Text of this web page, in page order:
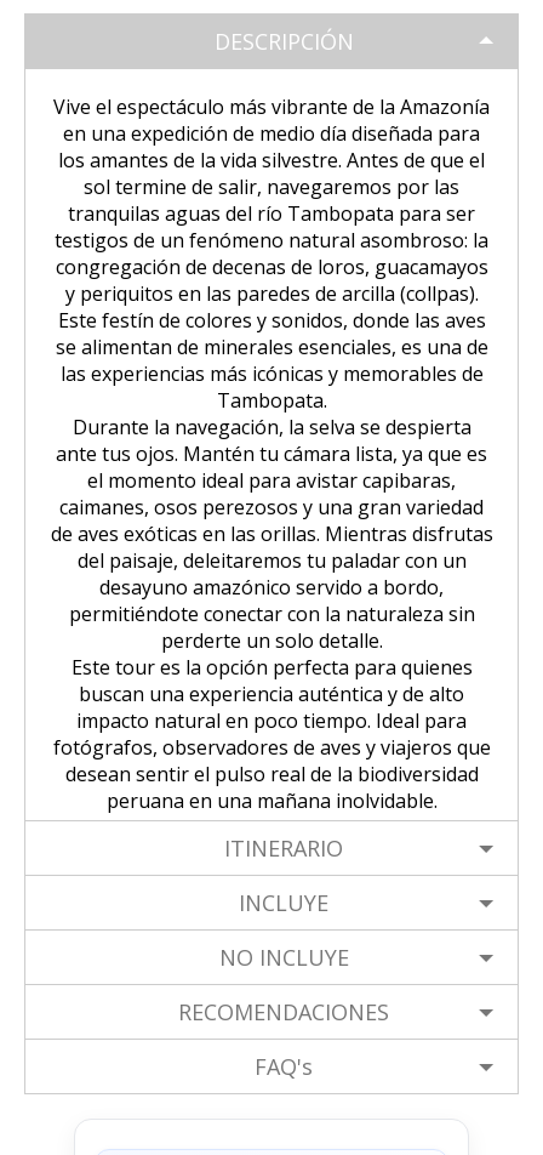
Inca
Amanecer en Cusco desde un Globo
Aerostático
Coloniales entre Sillar
Naturaleza entre Rocas y Cascadas
Puno
Tour Isla de los Uros, Amantaní y
Taquile
Tour Salar de Uyuni 2 Días / 1
La Paz | Ruta de la muerte en
bicicleta
Copacabana desde la Paz | Full day
Tiwanaku desde La Paz | Full day
Inolvidable a Machu Picchu
Tour Machu Picchu, Montaña de
Colores y Laguna Humantay 3 días
Tour Machu Picchu 1 Día / Desde
Cusco
Salkantay Trek 4D| Ruta Ancestral
hacia Machu Picchu
SALKANTAY
hacia Machu Picchu
Salkantay Trek 2D| Caminata
Montañas Glaciares y Selva Andina
Tour Perú: Lima – Arequipa – Cusco
Tour Machu Picchu 5Dias/4Noches
Tour Machu Picchu 4 Días/3Noches
Choquequirao Trek 4 dias 3 noches
BLOG
CONTACTANOS
DESCRIPCIÓN
Vive el espectáculo más vibrante de la Amazonía
en una expedición de medio día diseñada para
los amantes de la vida silvestre. Antes de que el
sol termine de salir, navegaremos por las
tranquilas aguas del río Tambopata para ser
testigos de un fenómeno natural asombroso: la
congregación de decenas de loros, guacamayos
y periquitos en las paredes de arcilla (collpas).
Este festín de colores y sonidos, donde las aves
se alimentan de minerales esenciales, es una de
las experiencias más icónicas y memorables de
Tambopata.
Durante la navegación, la selva se despierta
ante tus ojos. Mantén tu cámara lista, ya que es
el momento ideal para avistar capibaras,
caimanes, osos perezosos y una gran variedad
de aves exóticas en las orillas. Mientras disfrutas
del paisaje, deleitaremos tu paladar con un
desayuno amazónico servido a bordo,
permitiéndote conectar con la naturaleza sin
perderte un solo detalle.
Este tour es la opción perfecta para quienes
buscan una experiencia auténtica y de alto
impacto natural en poco tiempo. Ideal para
fotógrafos, observadores de aves y viajeros que
desean sentir el pulso real de la biodiversidad
peruana en una mañana inolvidable.
ITINERARIO
INCLUYE
NO INCLUYE
RECOMENDACIONES
FAQ's